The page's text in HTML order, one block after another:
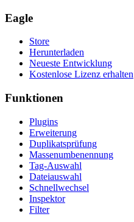
Eagle
Store
Herunterladen
Neueste Entwicklung
Kostenlose Lizenz erhalten
Funktionen
Plugins
Erweiterung
Duplikatsprüfung
Massenumbenennung
Tag-Auswahl
Dateiauswahl
Schnellwechsel
Inspektor
Filter